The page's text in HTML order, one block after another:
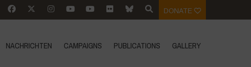
DONATE
NACHRICHTEN CAMPAIGNS PUBLICATIONS GALLERY